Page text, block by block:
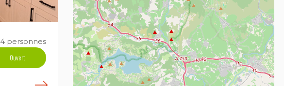
4 personnes
Ouvert